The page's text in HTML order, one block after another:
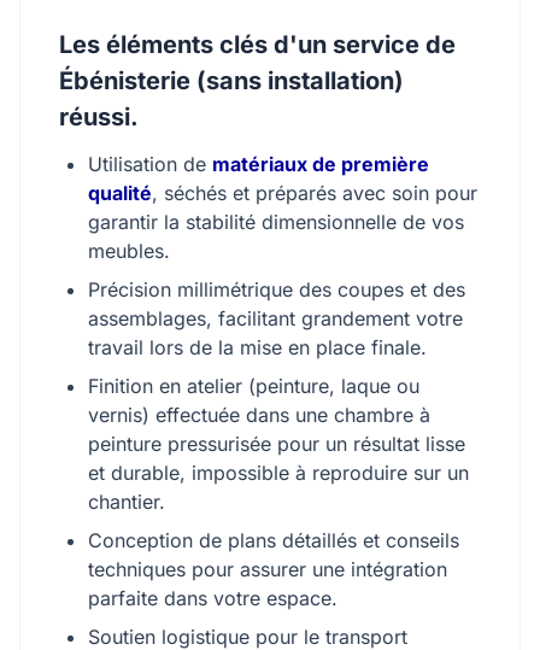
Les éléments clés d'un service de
Ébénisterie (sans installation)
réussi.
Utilisation de matériaux de première
qualité, séchés et préparés avec soin pour
garantir la stabilité dimensionnelle de vos
meubles.
Précision millimétrique des coupes et des
assemblages, facilitant grandement votre
travail lors de la mise en place finale.
Finition en atelier (peinture, laque ou
vernis) effectuée dans une chambre à
peinture pressurisée pour un résultat lisse
et durable, impossible à reproduire sur un
chantier.
Conception de plans détaillés et conseils
techniques pour assurer une intégration
parfaite dans votre espace.
Soutien logistique pour le transport